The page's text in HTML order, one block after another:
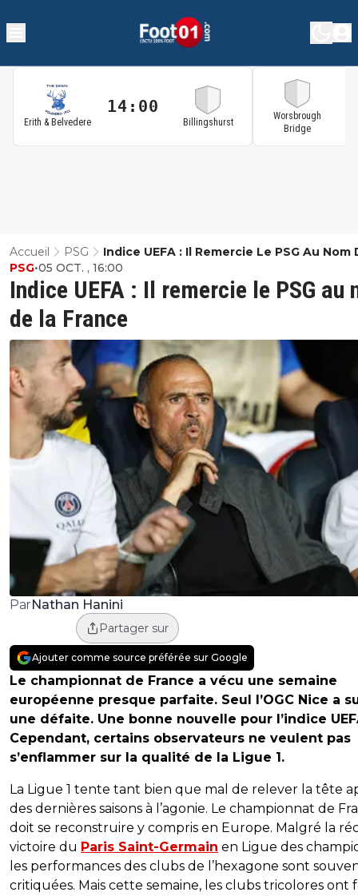
Erith & Belvedere
14:00
Billingshurst
Worsbrough
Bridge
Accueil PSG
Indice UEFA : Il Remercie Le PSG Au Nom
France
Indice UEFA : Il remercie le PSG au
de la France
PSG•05 OCT. , 16:00
ParNathan Hanini
Partager sur
Ajouter comme source préférée sur Google
Le championnat de France a vécu une semaine
européenne presque parfaite. Seul l’OGC Nice a
une défaite. Une bonne nouvelle pour l’indice
Cependant, certains observateurs ne veulent pas
s’enflammer sur la qualité de la Ligue 1.
La Ligue 1 tente tant bien que mal de relever la tête
des dernières saisons à l’agonie. Le championnat de
doit se reconstruire y compris en Europe. Malgré la
victoire du Paris Saint-Germain en Ligue des
les performances des clubs de l’hexagone sont
critiquées. Mais cette semaine, les clubs tricolores ont